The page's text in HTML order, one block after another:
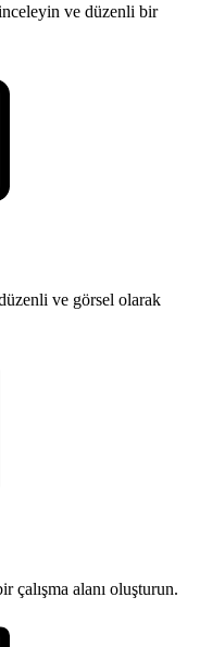
ve düzenli bir
ve görsel olarak
çalışma alanı oluşturun.